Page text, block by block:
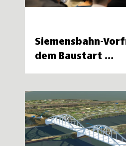
Siemensbahn-
dem Baustart …